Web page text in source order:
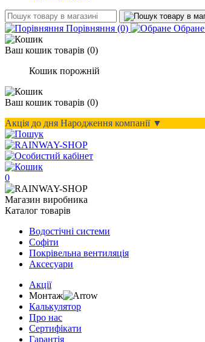
Порівняння (0) Обране
Ваш кошик товарів (0)
Кошик порожній
Ваш кошик товарів (0)
Акція до дня Народження компанії ▼
0
Магазин виробника
Каталог товарів
Водостічні системи
Софіти
Покрівельна вентиляція
Аксесуари
Акції
Монтаж
Калькулятор
Про нас
Сертифікати
Гарантія